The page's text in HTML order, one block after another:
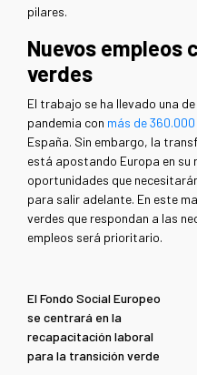
pilares.
Nuevos empleos
verdes
El trabajo se ha llevado una
pandemia con más de
España. Sin embargo, la
está apostando Europa en su
oportunidades que
para salir adelante. En este
verdes que respondan a las
empleos será prioritario.
El Fondo Social Europeo
se centrará en la
recapacitación laboral
para la transición verde